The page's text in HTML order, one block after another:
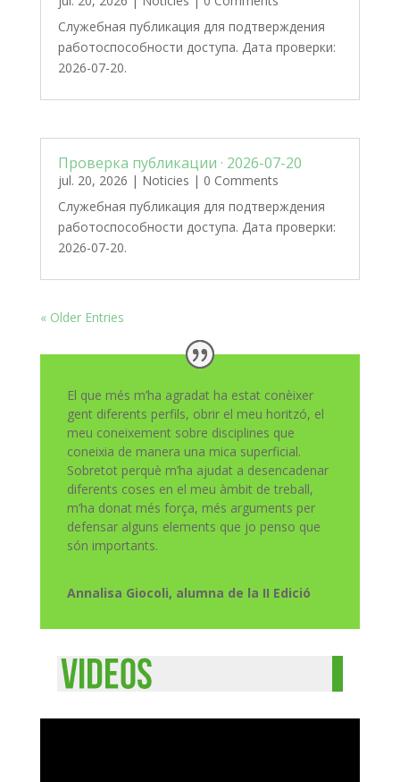
Служебная публикация для подтверждения
работоспособности доступа. Дата проверки:
2026-07-20.
Проверка публикации · 2026-07-20
jul. 20, 2026 | Noticies | 0 Comments
Служебная публикация для подтверждения
работоспособности доступа. Дата проверки:
2026-07-20.
« Older Entries
El que més m’ha agradat ha estat conèixer
gent diferents perfils, obrir el meu horitzó, el
meu coneixement sobre disciplines que
coneixia de manera una mica superficial.
Sobretot perquè m’ha ajudat a desencadenar
diferents coses en el meu àmbit de treball,
m’ha donat més força, més arguments per
defensar alguns elements que jo penso que
són importants.
Annalisa Giocoli, alumna de la II Edició